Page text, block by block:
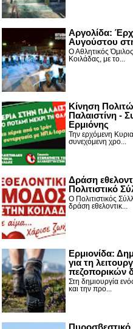
Αργολίδα:
Αυγούστου
Ο Αθλητικός
Κοιλάδας, με το...
Κίνηση
Παλαιστίνη -
Ερμιόνης
Την ερχόμενη
συνεχόμενη χρο...
Δράση
Πολιτιστικό
Ο Πολιτιστικός
δράση εθελοντικ...
Ερμιονίδα:
για τη
πεζοπορικών
Στη δημιουργία
και την προ...